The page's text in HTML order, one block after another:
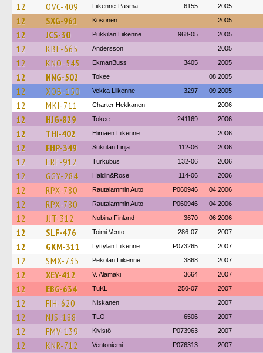
12 OVC-409 Liikenne-Pasma 6155 2005
12 SXG-961 Kosonen 2005
12 JCS-30 Pukkilan Liikenne 968-05 2005
12 KBF-665 Andersson 2005
12 KNO-545 EkmanBuss 3405 2005
12 NNG-502 Tokee 08.2005
12 XOB-150 Vekka Liikenne 3297 09.2005
12 MKI-711 Charter Hekkanen 2006
12 HJG-829 Tokee 241169 2006
12 THI-402 Elimäen Liikenne 2006
12 FHP-349 Sukulan Linja 112-06 2006
12 ERF-912 Turkubus 132-06 2006
12 GGY-284 Haldin&Rose 114-06 2006
12 RPX-780 Rautalammin Auto P060946 04.2006
12 RPX-780 Rautalammin Auto P060946 04.2006
12 JJT-312 Nobina Finland 3670 06.2006
12 SLF-476 Toimi Vento 286-07 2007
12 GKM-311 Lyttylän Liikenne P073265 2007
12 SMX-735 Pekolan Liikenne 3868 2007
12 XEY-412 V. Alamäki 3664 2007
12 EBG-634 TuKL 250-07 2007
12 FIH-620 Niskanen 2007
12 NJS-188 TLO 6506 2007
12 FMV-139 Kivistö P073963 2007
12 KNR-712 Ventoniemi P076313 2007